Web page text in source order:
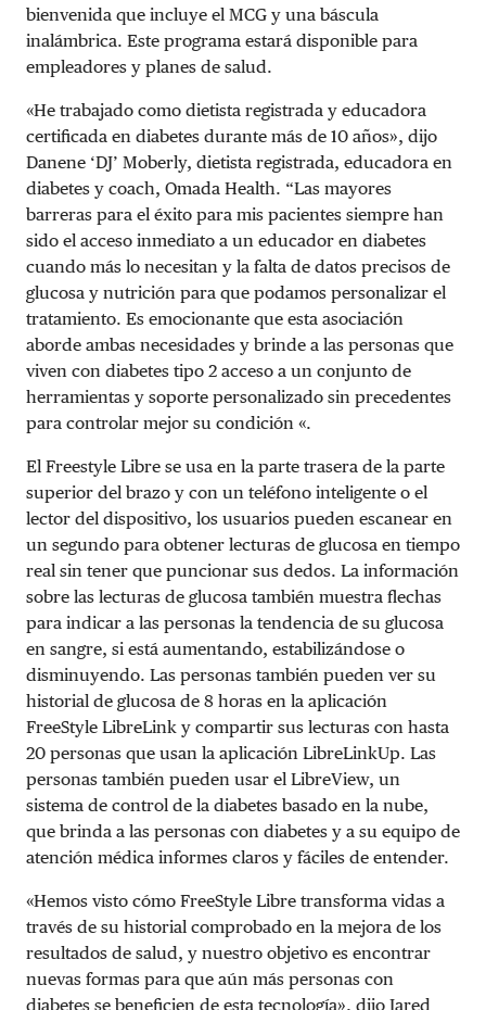
bienvenida que incluye el MCG y una báscula
inalámbrica. Este programa estará disponible para
empleadores y planes de salud.
«He trabajado como dietista registrada y educadora
certificada en diabetes durante más de 10 años», dijo
Danene ‘DJ’ Moberly, dietista registrada, educadora en
diabetes y coach, Omada Health. “Las mayores
barreras para el éxito para mis pacientes siempre han
sido el acceso inmediato a un educador en diabetes
cuando más lo necesitan y la falta de datos precisos de
glucosa y nutrición para que podamos personalizar el
tratamiento. Es emocionante que esta asociación
aborde ambas necesidades y brinde a las personas que
viven con diabetes tipo 2 acceso a un conjunto de
herramientas y soporte personalizado sin precedentes
para controlar mejor su condición «.
El Freestyle Libre se usa en la parte trasera de la parte
superior del brazo y con un teléfono inteligente o el
lector del dispositivo, los usuarios pueden escanear en
un segundo para obtener lecturas de glucosa en tiempo
real sin tener que puncionar sus dedos. La información
sobre las lecturas de glucosa también muestra flechas
para indicar a las personas la tendencia de su glucosa
en sangre, si está aumentando, estabilizándose o
disminuyendo. Las personas también pueden ver su
historial de glucosa de 8 horas en la aplicación
FreeStyle LibreLink y compartir sus lecturas con hasta
20 personas que usan la aplicación LibreLinkUp. Las
personas también pueden usar el LibreView, un
sistema de control de la diabetes basado en la nube,
que brinda a las personas con diabetes y a su equipo de
atención médica informes claros y fáciles de entender.
«Hemos visto cómo FreeStyle Libre transforma vidas a
través de su historial comprobado en la mejora de los
resultados de salud, y nuestro objetivo es encontrar
nuevas formas para que aún más personas con
diabetes se beneficien de esta tecnología», dijo Jared